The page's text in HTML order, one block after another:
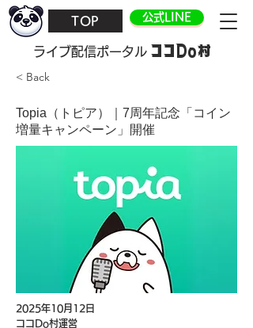
TOP 公式LINE
​ライブ配信ポータル ココDo村
< Back
Topia（トピア）｜7周年記念「コイン
増量キャンペーン」開催
2025年10月12日
ココDo村運営